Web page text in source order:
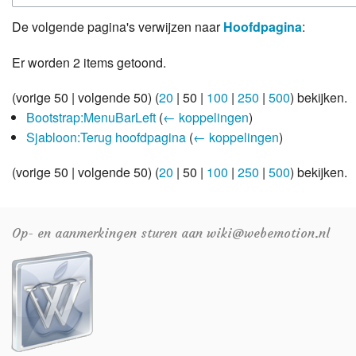
Zoom
De volgende pagina's verwijzen naarHoofdpagina:
Er worden 2 items getoond.
(vorige 50 | volgende 50) (20 | 50 | 100 | 250 | 500) bekijken.
Bootstrap:MenuBarLeft (← koppelingen)
Sjabloon:Terug hoofdpagina (← koppelingen)
(vorige 50 | volgende 50) (20 | 50 | 100 | 250 | 500) bekijken.
Op- en aanmerkingen sturen aan wiki@webemotion.nl